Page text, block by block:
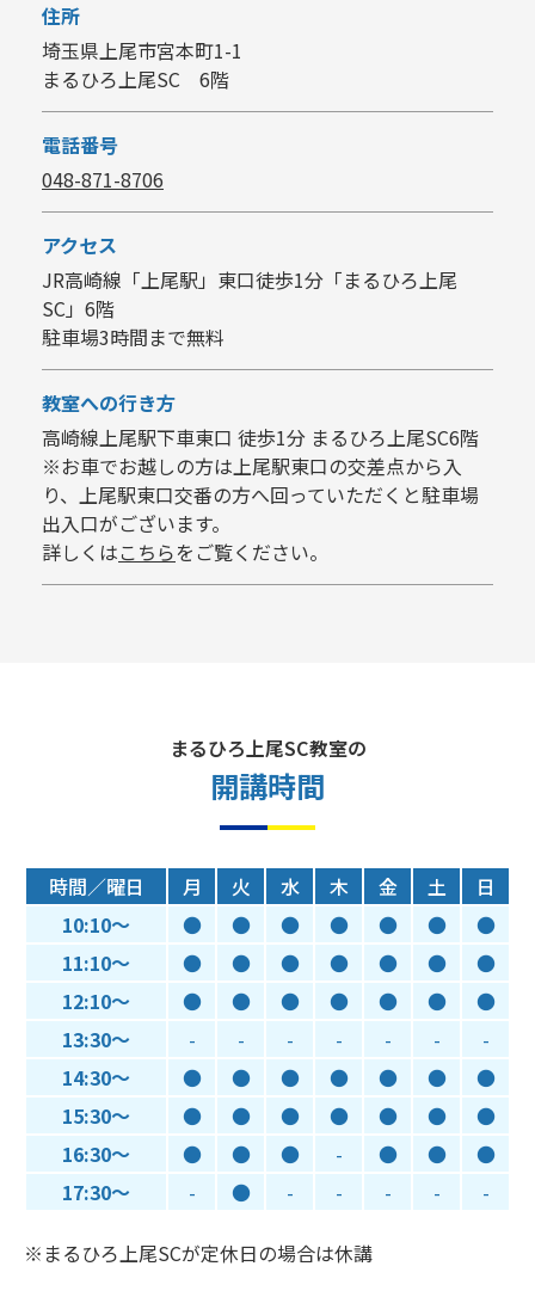
住所
埼玉県上尾市宮本町1-1
まるひろ上尾SC 6階
電話番号
048-871-8706
アクセス
JR高崎線「上尾駅」東口徒歩1分「まるひろ上尾
SC」6階
駐車場3時間まで無料
教室への行き方
高崎線上尾駅下車東口 徒歩1分 まるひろ上尾SC6階
※お車でお越しの方は上尾駅東口の交差点から入
り、上尾駅東口交番の方へ回っていただくと駐車場
出入口がございます。
詳しくはこちらをご覧ください。
まるひろ上尾SC教室の
開講時間
時間／曜日 月 火 水 木 金 土
日
10:10～
● ● ● ● ● ●
●
11:10～
● ● ● ● ● ●
●
12:10～
● ● ● ● ● ●
●
13:30～
- - - - - -
-
14:30～
● ● ● ● ● ●
●
15:30～
● ● ● ● ● ●
●
16:30～
● ● ● - ● ●
●
17:30～
- ● - - - - -
※まるひろ上尾SCが定休日の場合は休講